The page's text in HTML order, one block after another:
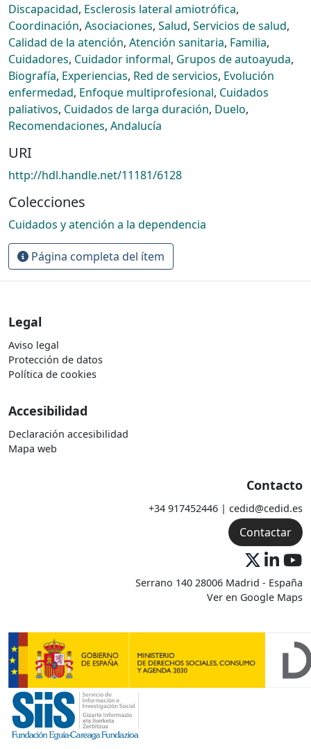
Discapacidad, Esclerosis lateral amiotrófica,
Coordinación, Asociaciones, Salud, Servicios de salud,
Calidad de la atención, Atención sanitaria, Familia,
Cuidadores, Cuidador informal, Grupos de autoayuda,
Biografía, Experiencias, Red de servicios, Evolución
enfermedad, Enfoque multiprofesional, Cuidados
paliativos, Cuidados de larga duración, Duelo,
Recomendaciones, Andalucía
URI
http://hdl.handle.net/11181/6128
Colecciones
Cuidados y atención a la dependencia
Página completa del ítem
Legal
Aviso legal
Protección de datos
Política de cookies
Accesibilidad
Declaración accesibilidad
Mapa web
Contacto
+34 917452446 | cedid@cedid.es
Contactar
Serrano 140 28006 Madrid - España
Ver en Google Maps